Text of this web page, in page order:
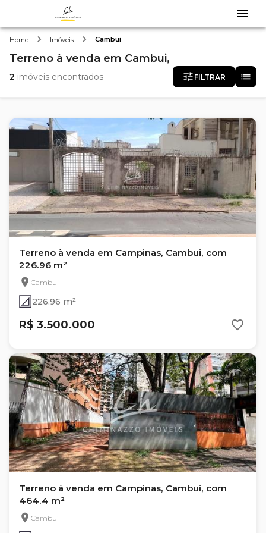
Home Imóveis Cambui
Terreno à venda em Cambui,
2 imóveis encontrados FILTRAR
Terreno à venda em Campinas, Cambui, com
226.96 m²
Cambui
226.96 m²
R$ 3.500.000
Terreno à venda em Campinas, Cambuí, com
464.4 m²
Cambuí